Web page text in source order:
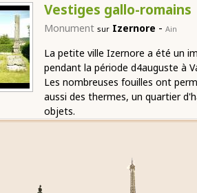
Vestiges gallo-romains
Monument sur Izernore - Ain
La petite ville Izernore a été un
pendant la période d4auguste à
Les nombreuses fouilles ont
aussi des thermes, un quartier
objets.